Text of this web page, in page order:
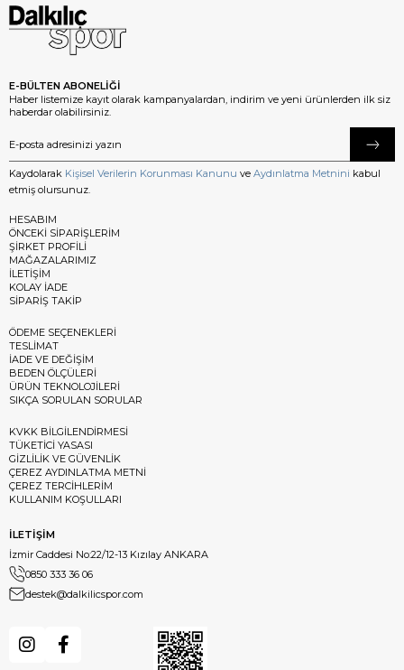
E-BÜLTEN ABONELİĞİ
Haber listemize kayıt olarak kampanyalardan, indirim ve yeni ürünlerden ilk siz
haberdar olabilirsiniz.
Kaydolarak Kişisel Verilerin Korunması Kanunu ve Aydınlatma Metnini kabul
etmiş olursunuz.
HESABIM
ÖNCEKİ SİPARİŞLERİM
ŞİRKET PROFİLİ
MAĞAZALARIMIZ
İLETİŞİM
KOLAY İADE
SİPARİŞ TAKİP
ÖDEME SEÇENEKLERİ
TESLİMAT
İADE VE DEĞİŞİM
BEDEN ÖLÇÜLERİ
ÜRÜN TEKNOLOJİLERİ
SIKÇA SORULAN SORULAR
KVKK BİLGİLENDİRMESİ
TÜKETİCİ YASASI
GİZLİLİK VE GÜVENLİK
ÇEREZ AYDINLATMA METNİ
ÇEREZ TERCİHLERİM
KULLANIM KOŞULLARI
İLETİŞİM
İzmir Caddesi No:22/12-13 Kızılay ANKARA
0850 333 36 06
destek@dalkilicspor.com